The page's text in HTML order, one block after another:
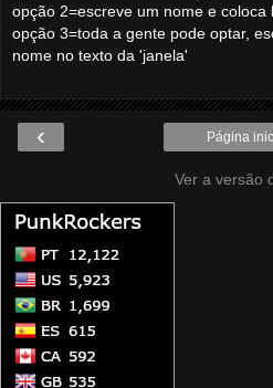
opção 2=escreve um nome e coloca
opção 3=toda a gente pode optar,
nome no texto da 'janela'
‹ Página
Ver a versão